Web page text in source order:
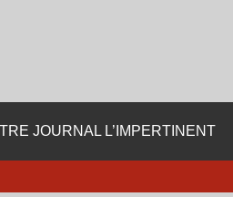
JOURNAL L’IMPERTINENT